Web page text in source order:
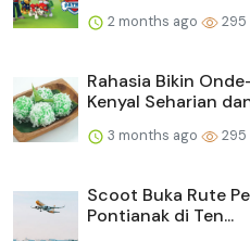
2 months ago 295
Rahasia Bikin
Kenyal Seharian
3 months ago 295
Scoot Buka Rute
Pontianak di Ten...